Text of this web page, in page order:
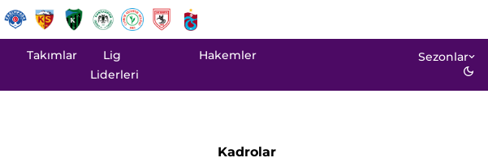
Takımlar
Lig
Liderleri
Hakemler Sezonlar
Kadrolar